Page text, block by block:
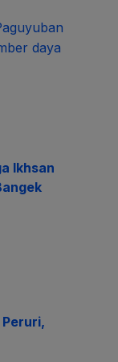
daya
Ikhsan